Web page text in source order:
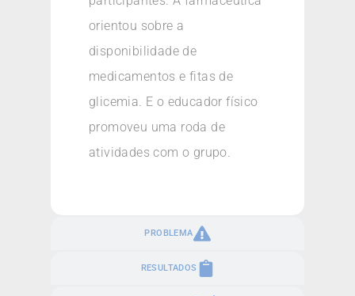
PROBLEMA
RESULTADOS
orientou sobre a
disponibilidade de
medicamentos e fitas de
glicemia. E o educador físico
promoveu uma roda de
atividades com o grupo.